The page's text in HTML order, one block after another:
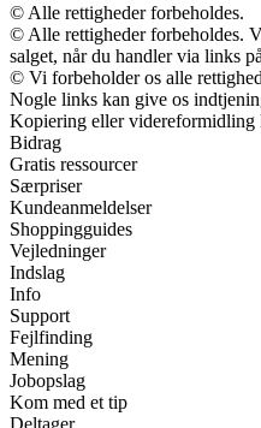
© Alle rettigheder forbeholdes.
© Alle rettigheder forbeholdes.
salget, når du handler via links
© Vi forbeholder os alle
Nogle links kan give os
Kopiering eller videreformidling
Bidrag
Gratis ressourcer
Særpriser
Kundeanmeldelser
Shoppingguides
Vejledninger
Indslag
Info
Support
Fejlfinding
Mening
Jobopslag
Kom med et tip
Deltager